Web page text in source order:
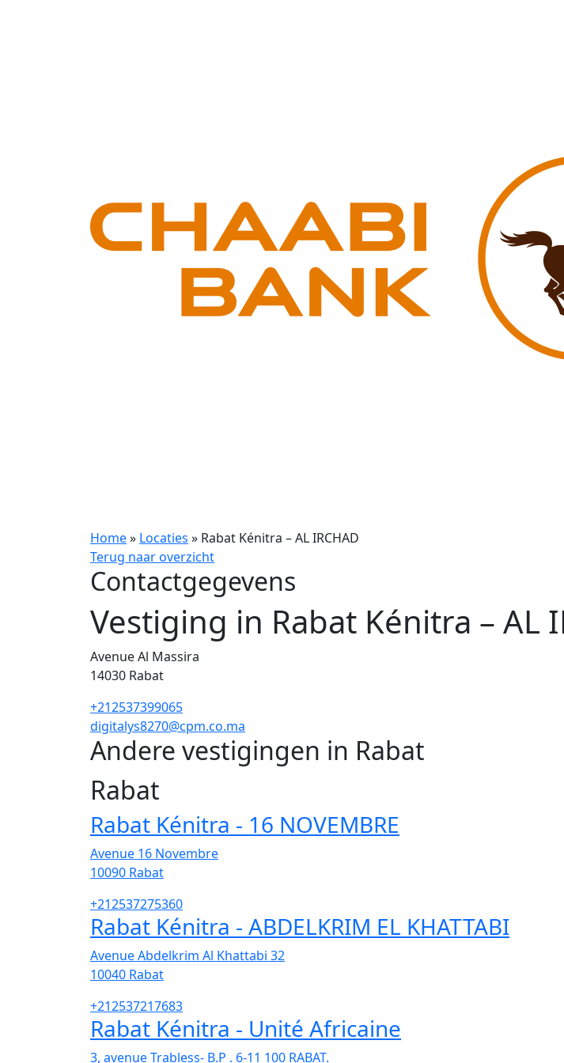
Home» Locaties » Rabat Kénitra – AL IRCHAD
Terug naar overzicht
Contactgegevens
Vestiging in Rabat Kénitra – AL
Avenue Al Massira
14030 Rabat
+212537399065
digitalys8270@cpm.co.ma
Andere vestigingen in Rabat
Rabat
Rabat Kénitra - 16 NOVEMBRE
Avenue 16 Novembre
10090 Rabat
+212537275360
Rabat Kénitra - ABDELKRIM EL KHATTABI
Avenue Abdelkrim Al Khattabi 32
10040 Rabat
+212537217683
Rabat Kénitra - Unité Africaine
3, avenue Trabless- B.P . 6-11 100 RABAT.